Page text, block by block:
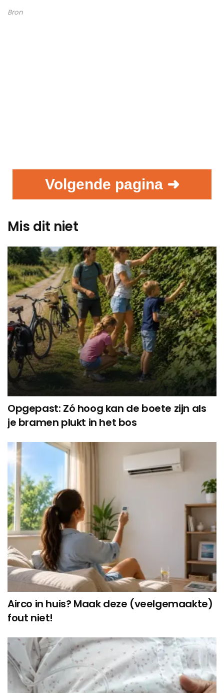
Bron
Volgende pagina ➜
Mis dit niet
Opgepast: Zó hoog kan de boete zijn als
je bramen plukt in het bos
Airco in huis? Maak deze (veelgemaakte)
fout niet!